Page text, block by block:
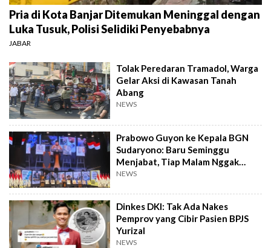
Pria di Kota Banjar Ditemukan Meninggal dengan
Luka Tusuk, Polisi Selidiki Penyebabnya
JABAR
Tolak Peredaran Tramadol, Warga
Gelar Aksi di Kawasan Tanah
Abang
NEWS
Prabowo Guyon ke Kepala BGN
Sudaryono: Baru Seminggu
Menjabat, Tiap Malam Nggak
Tidur
NEWS
Dinkes DKI: Tak Ada Nakes
Pemprov yang Cibir Pasien BPJS
Yurizal
NEWS